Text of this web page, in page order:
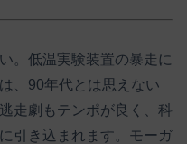
。低温実験装置の暴走に
、90年代とは思えない
走劇もテンポが良く、科
引き込まれます。モーガ